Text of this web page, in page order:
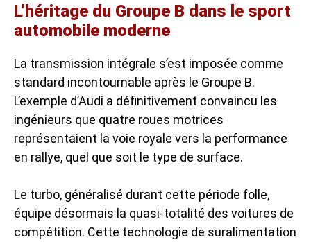
L’héritage du Groupe B dans le sport
automobile moderne
La transmission intégrale s’est imposée comme
standard incontournable après le Groupe B.
L’exemple d’Audi a définitivement convaincu les
ingénieurs que quatre roues motrices
représentaient la voie royale vers la performance
en rallye, quel que soit le type de surface.
Le turbo, généralisé durant cette période folle,
équipe désormais la quasi-totalité des voitures de
compétition. Cette technologie de suralimentation